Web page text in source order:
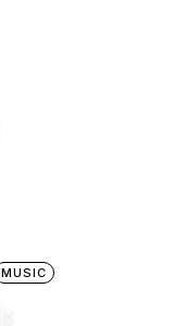
MUSIC